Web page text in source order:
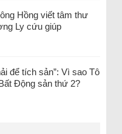
Hồng viết tâm thư
Ly cứu giúp
để tích sản”: Vì sao Tô
Động sản thứ 2?